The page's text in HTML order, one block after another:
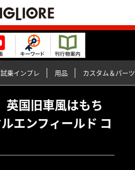
試乗インプレ 用品 カスタム＆パーツ
国旧車風はもち
エンフィールド コ